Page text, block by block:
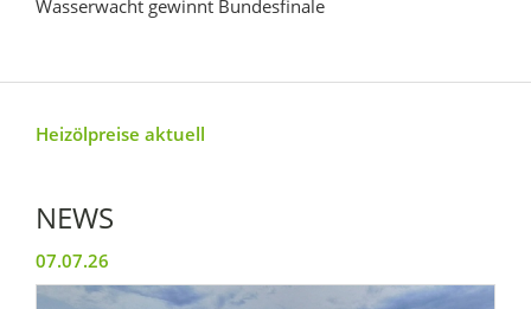
Wasserwacht gewinnt Bundesfinale
Heizölpreise aktuell
NEWS
07.07.26